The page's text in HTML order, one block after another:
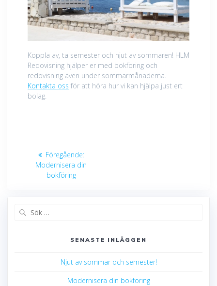
Koppla av, ta semester och njut av sommaren! HLM
Redovisning hjälper er med bokföring och
redovisning även under sommarmånaderna.
Kontakta oss för att höra hur vi kan hjälpa just ert
bolag.
Inläggsnavigering
Föregående:Föregående
inlägg:
Modernisera din
bokföring
SENASTE INLÄGGEN
Njut av sommar och semester!
Modernisera din bokföring